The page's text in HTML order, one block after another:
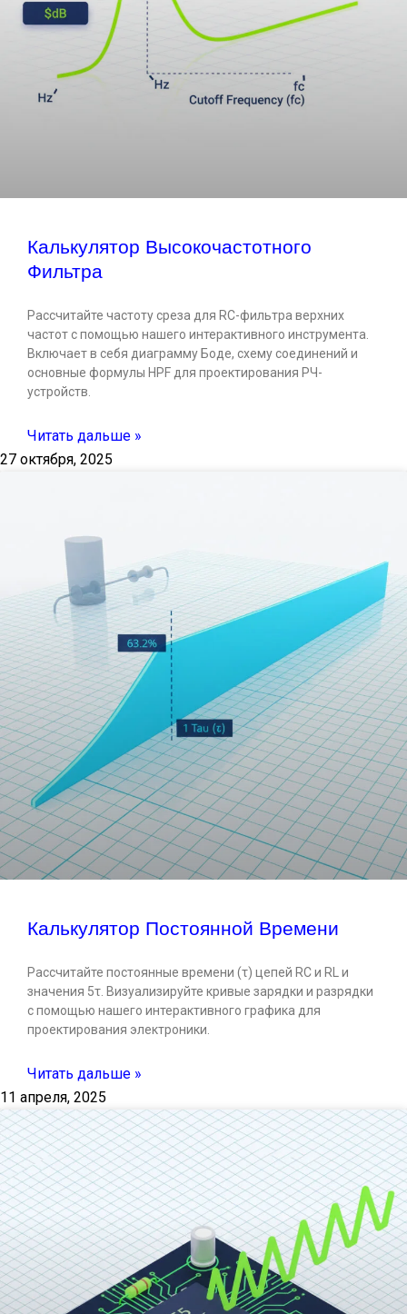
Калькулятор Высокочастотного
Фильтра
Рассчитайте частоту среза для RC-фильтра верхних
частот с помощью нашего интерактивного инструмента.
Включает в себя диаграмму Боде, схему соединений и
основные формулы HPF для проектирования РЧ-
устройств.
Читать дальше »
27 октября, 2025
Калькулятор Постоянной Времени
Рассчитайте постоянные времени (τ) цепей RC и RL и
значения 5τ. Визуализируйте кривые зарядки и разрядки
с помощью нашего интерактивного графика для
проектирования электроники.
Читать дальше »
11 апреля, 2025